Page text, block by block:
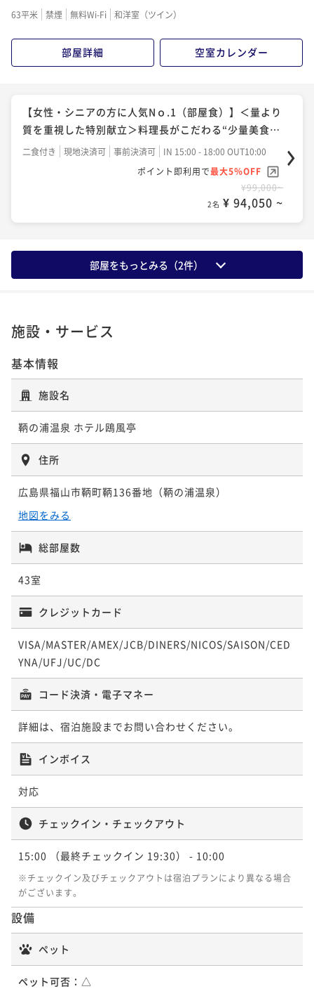
63平米 禁煙 無料Wi-Fi 和洋室（ツイン）
部屋詳細 空室カレンダー
【女性・シニアの方に人気Nｏ.1（部屋食）】＜量より
質を重視した特別献立＞料理長がこだわる“少量美食会
席”
二食付き 現地決済可 事前決済可
IN 15:00 - 18:00 OUT10:00
ポイント即利用で最大5％OFF
¥99,000~
2名 ¥ 94,050 ~
部屋をもっとみる（2件）
施設・サービス
基本情報
施設名
鞆の浦温泉 ホテル鴎風亭
住所
広島県福山市鞆町鞆136番地（鞆の浦温泉）
地図をみる
総部屋数
43室
クレジットカード
VISA/MASTER/AMEX/JCB/DINERS/NICOS/SAISON/CED
YNA/UFJ/UC/DC
コード決済・電子マネー
詳細は、宿泊施設までお問い合わせください。
インボイス
対応
チェックイン・チェックアウト
15:00 （最終チェックイン 19:30） - 10:00
※チェックイン及びチェックアウトは宿泊プランにより異なる場合
がございます。
設備
ペット
ペット可否： △